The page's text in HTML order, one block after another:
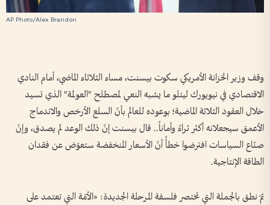
AP Photo/Alex Brandon
وقف وزير الخزانة الأمريكي سكوت بيسنت، مساء الثلاثاء الماضي، أمام النادي
الاقتصادي في نيويورك ليتلو ما يشبه النعي لمصطلح "العولمة" الذي تسيد
خلال العقود الثلاثة الماضية؛ بوعوده للعالم بأنّ السلع الأرخص والاندماج
الأعمق سيجعلانه أكثر ثراءً وأماناً.. قال بيسنت إنّ ذلك الوعد لم يصدق، وإنّ
صنّاع السياسات افترضوا خطأً أنّ الأسعار المنخفضة ستعوّض عن فقدان
الطاقة الإنتاجية.
ثمّ نطق بالجملة التي تختصر فلسفة المرحلة الجديدة: «الأمّة التي تعتمد على